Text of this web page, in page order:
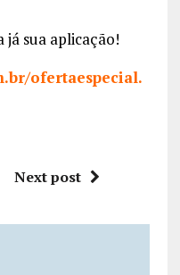
já sua aplicação!
ofertaespecial.
Next post